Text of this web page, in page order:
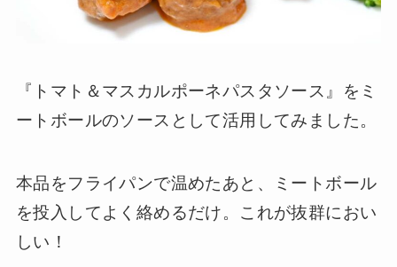
『トマト＆マスカルポーネパスタソース』をミ
ートボールのソースとして活用してみました。
本品をフライパンで温めたあと、ミートボール
を投入してよく絡めるだけ。これが抜群におい
しい！